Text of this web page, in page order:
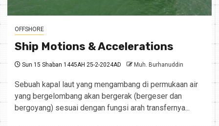
OFFSHORE
Ship Motions & Accelerations
Sun 15 Shaban 1445AH 25-2-2024AD Muh. Burhanuddin
Sebuah kapal laut yang mengambang di permukaan air
yang bergelombang akan bergerak (bergeser dan
bergoyang) sesuai dengan fungsi arah transfernya...